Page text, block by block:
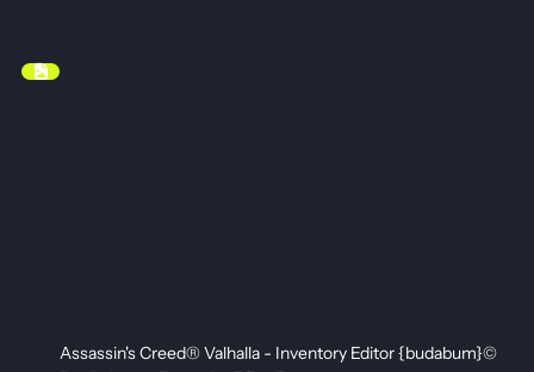
Assassin's Creed® Valhalla - Inventory Editor {budabum}©